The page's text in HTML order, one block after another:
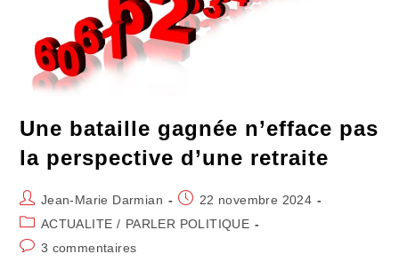
Une bataille gagnée n’efface pas
la perspective d’une retraite
Auteur/autrice
de
publication :
Jean-Marie Darmian
Publication
publiée :
22 novembre 2024
Post
category:
ACTUALITE / PARLER POLITIQUE
Commentaires
3 commentaires